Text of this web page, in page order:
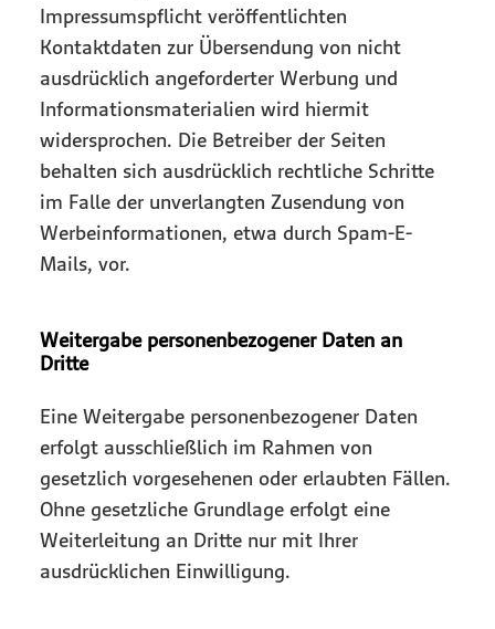
Impressumspflicht veröffentlichten
Kontaktdaten zur Übersendung von nicht
ausdrücklich angeforderter Werbung und
Informationsmaterialien wird hiermit
widersprochen. Die Betreiber der Seiten
behalten sich ausdrücklich rechtliche Schritte
im Falle der unverlangten Zusendung von
Werbeinformationen, etwa durch Spam-E-
Mails, vor.
Weitergabe personenbezogener Daten an
Dritte
Eine Weitergabe personenbezogener Daten
erfolgt ausschließlich im Rahmen von
gesetzlich vorgesehenen oder erlaubten Fällen.
Ohne gesetzliche Grundlage erfolgt eine
Weiterleitung an Dritte nur mit Ihrer
ausdrücklichen Einwilligung.